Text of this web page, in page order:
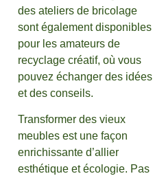
des ateliers de bricolage
sont également disponibles
pour les amateurs de
recyclage créatif, où vous
pouvez échanger des idées
et des conseils.
Transformer des vieux
meubles est une façon
enrichissante d’allier
esthétique et écologie. Pas